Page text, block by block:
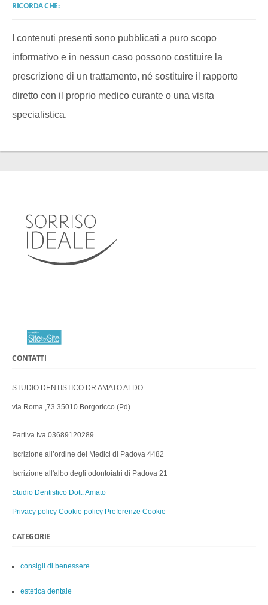
RICORDA CHE:
I contenuti presenti sono pubblicati a puro scopo
informativo e in nessun caso possono costituire la
prescrizione di un trattamento, né sostituire il rapporto
diretto con il proprio medico curante o una visita
specialistica.
CONTATTI
STUDIO DENTISTICO DR AMATO ALDO
via Roma ,73 35010 Borgoricco (Pd).
Partiva Iva 03689120289
Iscrizione all’ordine dei Medici di Padova 4482
Iscrizione all'albo degli odontoiatri di Padova 21
Studio Dentistico Dott. Amato
Privacy policy Cookie policy Preferenze Cookie
CATEGORIE
consigli di benessere
estetica dentale